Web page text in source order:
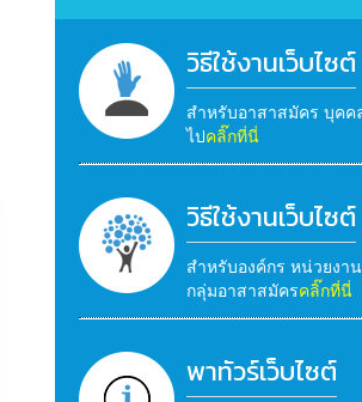
วิธีใช้งานเว็บไซต์
สำหรับอาสาสมัคร บุคค
ไปคลิ๊กที่นี่
วิธีใช้งานเว็บไซต์
สำหรับองค์กร หน่วยงาน
กลุ่มอาสาสมัครคลิ๊กที่นี่
พาทัวร์เว็บไซต์